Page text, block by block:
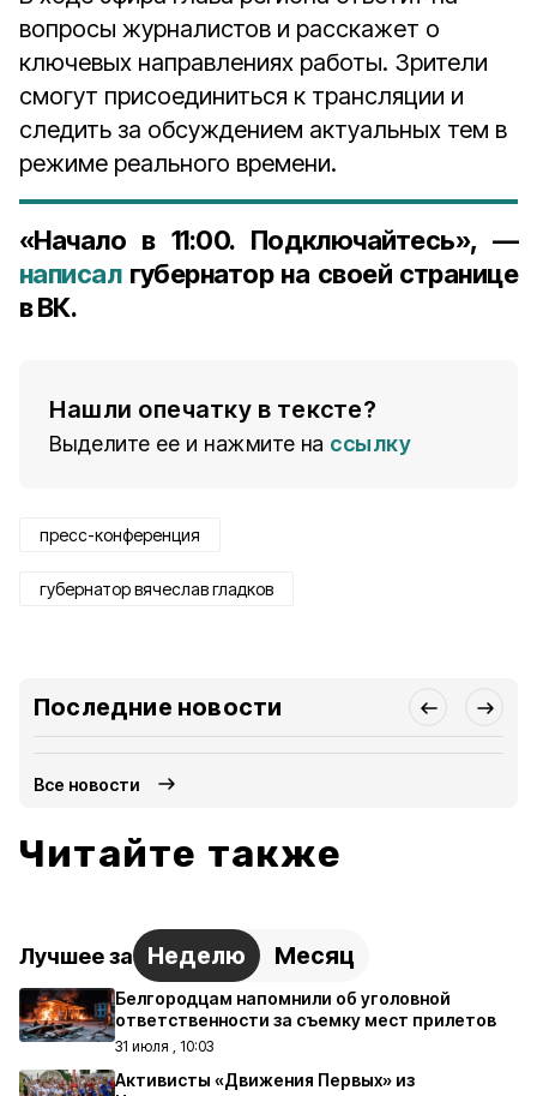
вопросы журналистов и расскажет о
ключевых направлениях работы. Зрители
смогут присоединиться к трансляции и
следить за обсуждением актуальных тем в
режиме реального времени.
«Начало в 11:00. Подключайтесь», —
написалгубернатор на своей странице
в ВК.
Нашли опечатку в тексте?
Выделите ее и нажмите на ссылку
пресс-конференция
губернатор вячеслав гладков
Последние новости
Все новости
Читайте также
Лучшее за Неделю Месяц
Белгородцам напомнили об уголовной
ответственности за съемку мест прилетов
31 июля , 10:03
Активисты «Движения Первых» из